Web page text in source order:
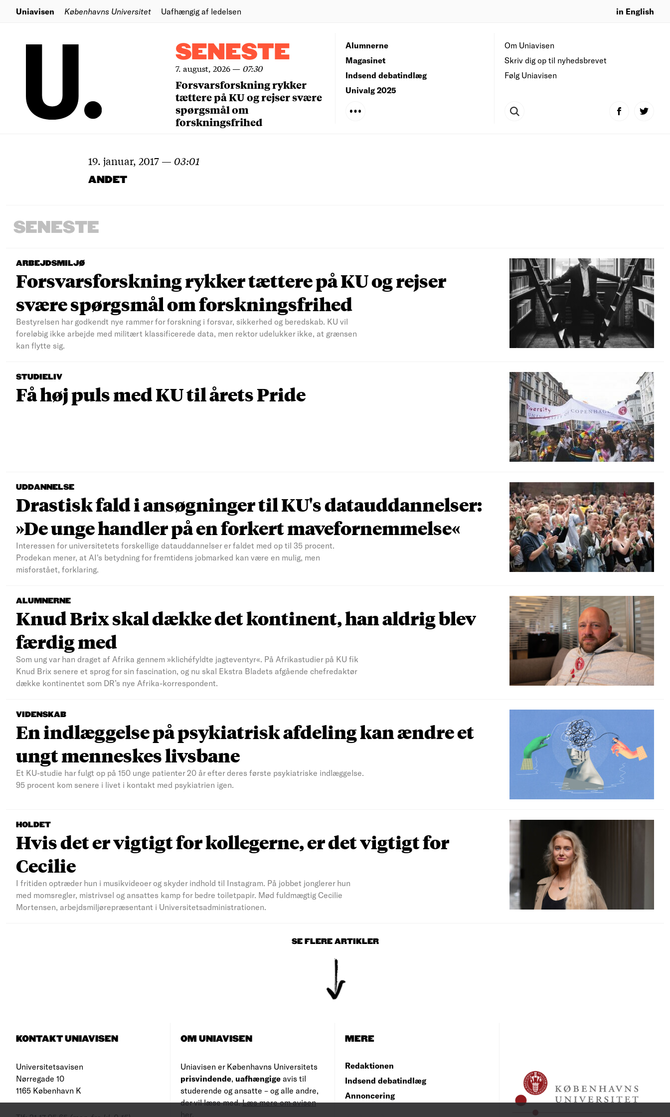
Uniavisen Københavns Universitet Uafhængig af ledelsen in English
SENESTE
7. august, 2026— 07:30
Forsvarsforskning rykker
tættere på KU og rejser svære
spørgsmål om
forskningsfrihed
Om Uniavisen
Skriv dig op til nyhedsbrevet
Følg Uniavisen
Alumnerne
Magasinet
Indsend debatindlæg
Univalg 2025
19. januar, 2017 — 03:01
ANDET
SENESTE
ARBEJDSMILJØ
Forsvarsforskning rykker tættere på KU og rejser
svære spørgsmål om forskningsfrihed
Bestyrelsen har godkendt nye rammer for forskning i forsvar, sikkerhed og beredskab. KU vil
foreløbig ikke arbejde med militært klassificerede data, men rektor udelukker ikke, at grænsen
kan flytte sig.
STUDIELIV
Få høj puls med KU til årets Pride
UDDANNELSE
Drastisk fald i ansøgninger til KU's datauddannelser:
»De unge handler på en forkert mavefornemmelse«
Interessen for universitetets forskellige datauddannelser er faldet med op til 35 procent.
Prodekan mener, at AI's betydning for fremtidens jobmarked kan være en mulig, men
misforstået, forklaring.
ALUMNERNE
Knud Brix skal dække det kontinent, han aldrig blev
færdig med
Som ung var han draget af Afrika gennem »klichéfyldte jagteventyr«. På Afrikastudier på KU fik
Knud Brix senere et sprog for sin fascination, og nu skal Ekstra Bladets afgående chefredaktør
dække kontinentet som DR’s nye Afrika-korrespondent.
VIDENSKAB
En indlæggelse på psykiatrisk afdeling kan ændre et
ungt menneskes livsbane
Et KU-studie har fulgt op på 150 unge patienter 20 år efter deres første psykiatriske indlæggelse.
95 procent kom senere i livet i kontakt med psykiatrien igen.
HOLDET
Hvis det er vigtigt for kollegerne, er det vigtigt for
Cecilie
I fritiden optræder hun i musikvideoer og skyder indhold til Instagram. På jobbet jonglerer hun
med momsregler, mistrivsel og ansattes kamp for bedre toiletpapir. Mød fuldmægtig Cecilie
Mortensen, arbejdsmiljørepræsentant i Universitetsadministrationen.
SE FLERE ARTIKLER
KONTAKT UNIAVISEN
Universitetsavisen
Nørregade 10
1165 København K
OM UNIAVISEN
Uniavisen er Københavns Universitets
prisvindende, uafhængige avis til
studerende og ansatte – og alle andre,
der vil læse med.Læs mere om avisen
her
MERE
Redaktionen
Indsend debatindlæg
Annoncering